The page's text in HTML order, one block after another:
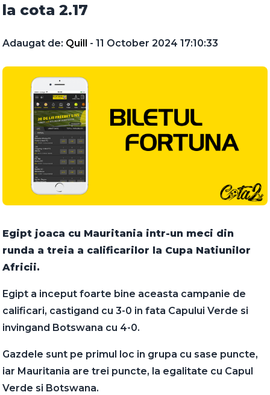
la cota 2.17
Adaugat de: Quill - 11 October 2024 17:10:33
Egipt joaca cu Mauritania intr-un meci din
runda a treia a calificarilor la Cupa Natiunilor
Africii.
Egipt a inceput foarte bine aceasta campanie de
calificari, castigand cu 3-0 in fata Capului Verde si
invingand Botswana cu 4-0.
Gazdele sunt pe primul loc in grupa cu sase puncte,
iar Mauritania are trei puncte, la egalitate cu Capul
Verde si Botswana.